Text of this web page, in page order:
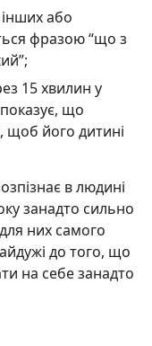
або
фразою “що з
15 хвилин у
що
щоб його дитині
в людині
занадто сильно
них самого
до того, що
на себе занадто